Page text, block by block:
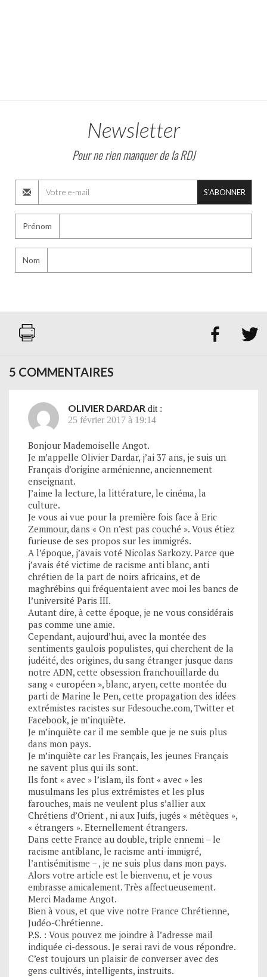
Newsletter
Pour ne rien manquer de la RDJ
S'ABONNER
Prénom
Nom
 
5 COMMENTAIRES
OLIVIER DARDAR dit :
25 février 2017 à 19:14
Bonjour Mademoiselle Angot.
Je m’appelle Olivier Dardar, j’ai 37 ans, je suis un
Français d’origine arménienne, anciennement
enseignant.
J’aime la lecture, la littérature, le cinéma, la
culture.
Je vous ai vue pour la première fois face à Eric
Zemmour, dans « On n’est pas couché ». Vous étiez
furieuse de ses propos sur les immigrés.
A l’époque, j’avais voté Nicolas Sarkozy. Parce que
j’avais été victime de racisme anti blanc, anti
chrétien de la part de noirs africains, et de
maghrébins qui fréquentaient avec moi les bancs de
l’université Paris III.
Autant dire, à cette époque, je ne vous considérais
pas comme une amie.
Cependant, aujourd’hui, avec la montée des
sentiments gaulois populistes, qui cherchent de la
judéité, des origines, du sang étranger jusque dans
notre ADN, cette obsession franchouillarde du
sang « européen », blanc, aryen, cette montée du
parti de Marine le Pen, cette propagation des idées
extrémistes racistes sur Fdesouche.com, Twitter et
Facebook, je m’inquiète.
Je m’inquiète car il me semble que je ne suis plus
dans mon pays.
Je m’inquiète car les Français, les jeunes Français
ne savent plus qui ils sont.
Ils font « avec » l’islam, ils font « avec » les
musulmans les plus extrémistes et les plus
farouches, mais ne veulent plus s’allier aux
Chrétiens d’Orient , ni aux Juifs, jugés « métèques »,
« étrangers ». Eternellement étrangers.
Dans cette France au double, triple ennemi – le
racisme antiblanc, le racisme anti-immigré,
l’antisémitisme – , je ne suis plus dans mon pays.
Alors votre article est le bienvenu, et je vous
embrasse amicalement. Très affectueusement.
Merci Madame Angot.
Bien à vous, et que vive notre France Chrétienne,
Judéo-Chrétienne.
P.S. : Vous pouvez me joindre à l’adresse mail
indiquée ci-dessous. Je serai ravi de vous répondre.
C’est toujours un plaisir de converser avec des
gens cultivés, intelligents, instruits.